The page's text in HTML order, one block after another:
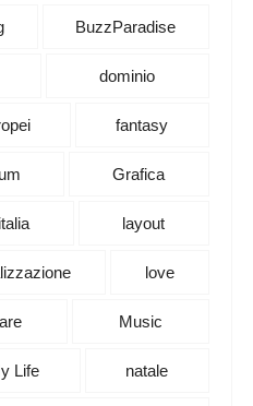
BuzzParadise
dominio
fantasy
Grafica
italia layout
love
Music
Life natale